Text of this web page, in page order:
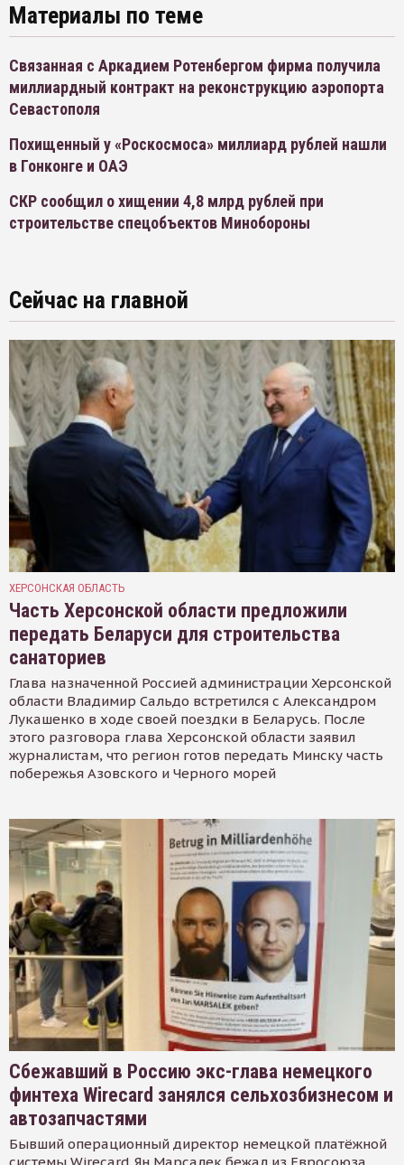
Материалы по теме
Связанная с Аркадием Ротенбергом фирма получила
миллиардный контракт на реконструкцию аэропорта
Севастополя
Похищенный у «Роскосмоса» миллиард рублей нашли
в Гонконге и ОАЭ
СКР сообщил о хищении 4,8 млрд рублей при
строительстве спецобъектов Минобороны
Сейчас на главной
ХЕРСОНСКАЯ ОБЛАСТЬ
Часть Херсонской области предложили
передать Беларуси для строительства
санаториев
Глава назначенной Россией администрации Херсонской
области Владимир Сальдо встретился с Александром
Лукашенко в ходе своей поездки в Беларусь. После
этого разговора глава Херсонской области заявил
журналистам, что регион готов передать Минску часть
побережья Азовского и Черного морей
Сбежавший в Россию экс-глава немецкого
финтеха Wirecard занялся сельхозбизнесом и
автозапчастями
Бывший операционный директор немецкой платёжной